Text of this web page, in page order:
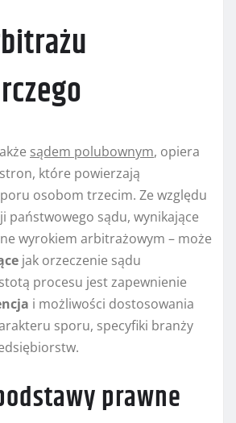
sądem polubownym, opiera
które powierzają
osobom trzecim. Ze względu
państwowego sądu, wynikające
wyrokiem arbitrażowym – może
jak orzeczenie sądu
procesu jest zapewnienie
i możliwości dostosowania
sporu, specyfiki branży
prawne